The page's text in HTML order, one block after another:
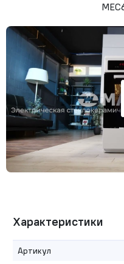
Характеристики
Артикул